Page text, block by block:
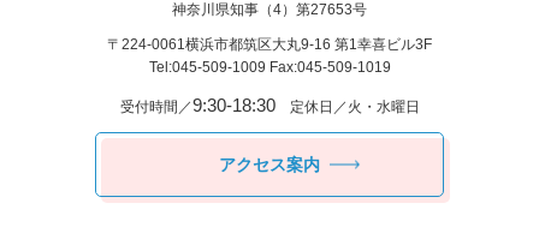
神奈川県知事（4）第27653号
〒224-0061横浜市都筑区⼤丸9-16 第1幸喜ビル3F
Tel:045-509-1009 Fax:045-509-1019
受付時間／9:30-18:30定休日／火・水曜日
アクセス案内